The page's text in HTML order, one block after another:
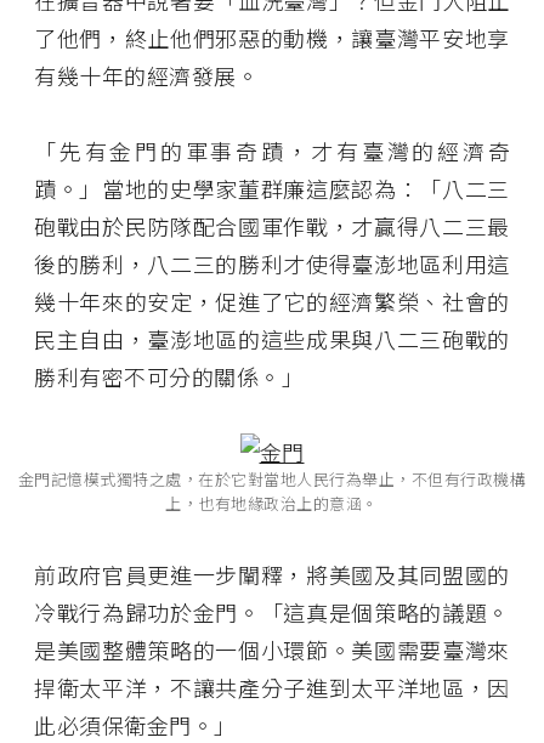
了他們，終止他們邪惡的動機，讓臺灣平安地享
有幾十年的經濟發展。
「先有金門的軍事奇蹟，才有臺灣的經濟奇
蹟。」當地的史學家董群廉這麼認為：「八二三
砲戰由於民防隊配合國軍作戰，才贏得八二三最
後的勝利，八二三的勝利才使得臺澎地區利用這
幾十年來的安定，促進了它的經濟繁榮、社會的
民主自由，臺澎地區的這些成果與八二三砲戰的
勝利有密不可分的關係。」
金門記憶模式獨特之處，在於它對當地人民行為舉止，不但有行政機構
上，也有地緣政治上的意涵。
前政府官員更進一步闡釋，將美國及其同盟國的
冷戰行為歸功於金門。「這真是個策略的議題。
是美國整體策略的一個小環節。美國需要臺灣來
捍衛太平洋，不讓共產分子進到太平洋地區，因
此必須保衛金門。」